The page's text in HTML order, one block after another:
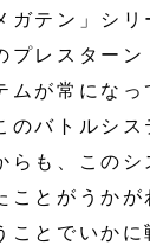
ガテン」シリ
プレスターン
ムが常にな
のバトルシ
らも、このシ
ことがうかが
ことでいかに